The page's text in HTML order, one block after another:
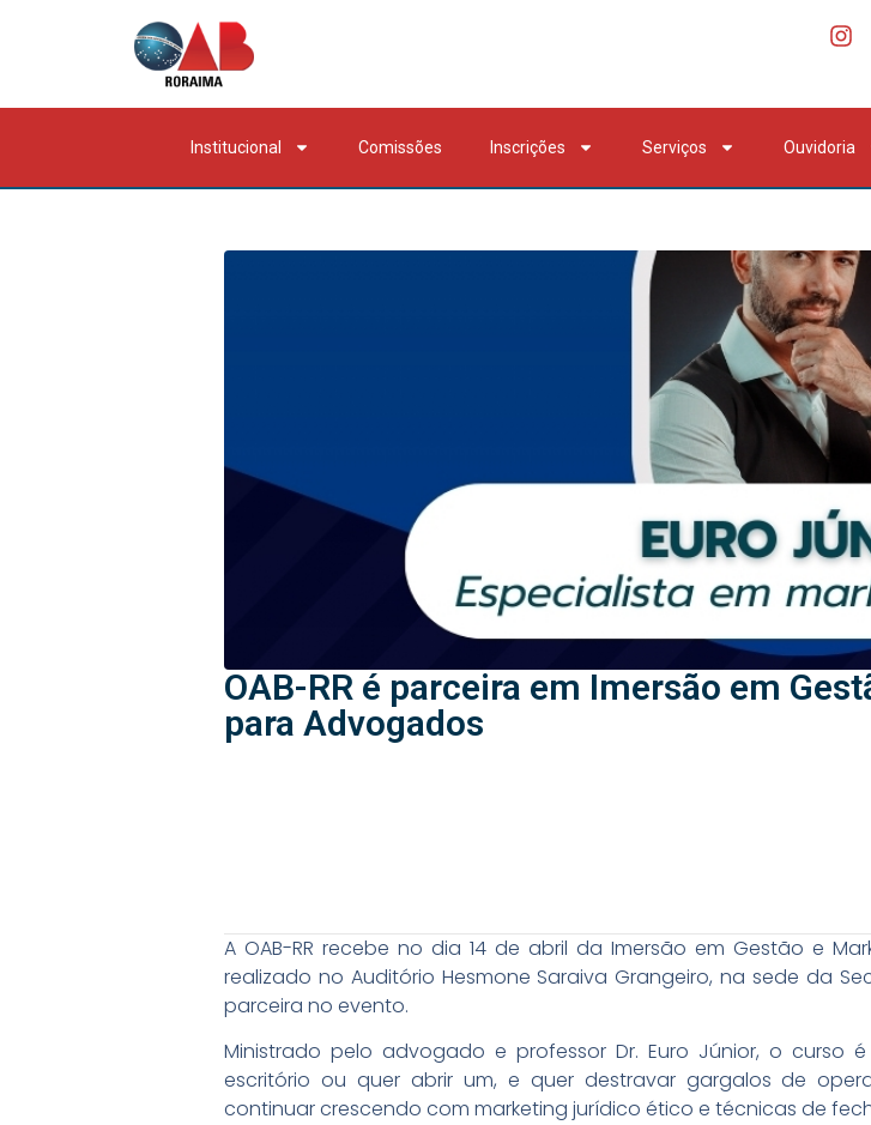
Institucional Comissões Inscrições Serviços Ouvidoria
OAB-RR é parceira em Imersão em
para Advogados
A OAB-RR recebe no dia 14 de abril da Imersão em Gestão e
realizado no Auditório Hesmone Saraiva Grangeiro, na sede da
parceira no evento.
Ministrado pelo advogado e professor Dr. Euro Júnior, o
escritório ou quer abrir um, e quer destravar gargalos de
continuar crescendo com marketing jurídico ético e técnicas de